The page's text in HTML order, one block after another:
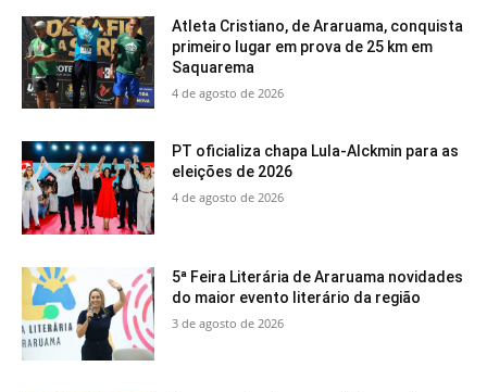
Atleta Cristiano, de Araruama, conquista
primeiro lugar em prova de 25 km em
Saquarema
4 de agosto de 2026
PT oficializa chapa Lula-Alckmin para as
eleições de 2026
4 de agosto de 2026
5ª Feira Literária de Araruama novidades
do maior evento literário da região
3 de agosto de 2026